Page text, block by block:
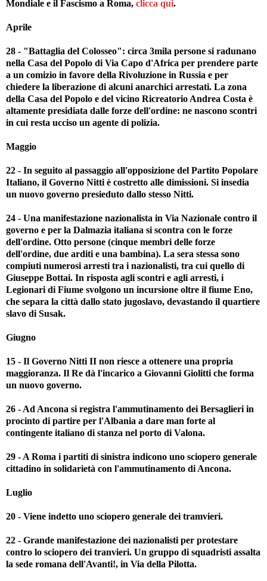
Mondiale e il Fascismo a Roma, clicca qui.
Aprile
28 - "Battaglia del Colosseo": circa 3mila persone si radunano
nella Casa del Popolo di Via Capo d'Africa per prendere parte
a un comizio in favore della Rivoluzione in Russia e per
chiedere la liberazione di alcuni anarchici arrestati. La zona
della Casa del Popolo e del vicino Ricreatorio Andrea Costa è
altamente presidiata dalle forze dell'ordine: ne nascono scontri
in cui resta ucciso un agente di polizia.
Maggio
22 - In seguito al passaggio all'opposizione del Partito Popolare
Italiano, il Governo Nitti è costretto alle dimissioni. Si insedia
un nuovo governo presieduto dallo stesso Nitti.
24 - Una manifestazione nazionalista in Via Nazionale contro il
governo e per la Dalmazia italiana si scontra con le forze
dell'ordine. Otto persone (cinque membri delle forze
dell'ordine, due arditi e una bambina). La sera stessa sono
compiuti numerosi arresti tra i nazionalisti, tra cui quello di
Giuseppe Bottai. In risposta agli scontri e agli arresti, i
Legionari di Fiume svolgono un incursione oltre il fiume Eno,
che separa la città dallo stato jugoslavo, devastando il quartiere
slavo di Susak.
Giugno
15 - Il Governo Nitti II non riesce a ottenere una propria
maggioranza. Il Re dà l'incarico a Giovanni Giolitti che forma
un nuovo governo.
26 - Ad Ancona si registra l'ammutinamento dei Bersaglieri in
procinto di partire per l'Albania a dare man forte al
contingente italiano di stanza nel porto di Valona.
29 - A Roma i partiti di sinistra indicono uno sciopero generale
cittadino in solidarietà con l'ammutinamento di Ancona.
Luglio
20 - Viene indetto uno sciopero generale dei tramvieri.
22 - Grande manifestazione dei nazionalisti per protestare
contro lo sciopero dei tranvieri. Un gruppo di squadristi assalta
la sede romana dell'Avanti!, in Via della Pilotta.